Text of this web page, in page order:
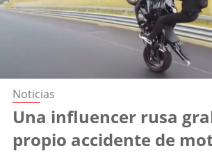
Noticias
Una influencer rusa
propio accidente de